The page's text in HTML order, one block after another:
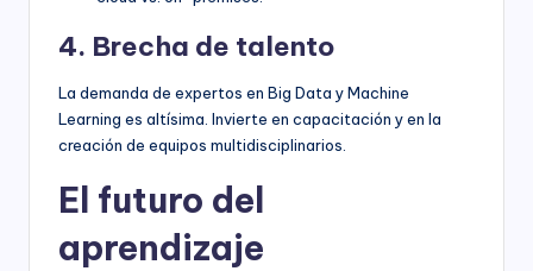
4. Brecha de talento
La demanda de expertos en Big Data y Machine
Learning es altísima. Invierte en capacitación y en la
creación de equipos multidisciplinarios.
El futuro del
aprendizaje